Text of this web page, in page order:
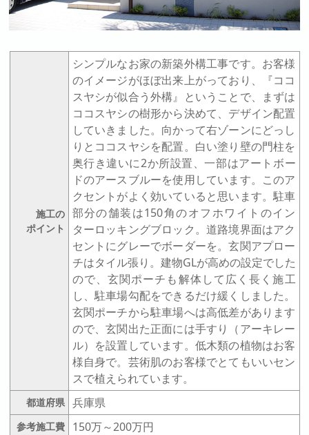
施工の
ポイント
シンプルなお家の新築外構工事です。お客様
のイメージがほぼ出来上がっており、『ココ
スヤシが似合う外構』ということで、まずは
ココスヤシの樹形から決めて、デザイン配置
していきました。向かって右ゾーンにどっし
りとココスヤシを配置。白い塗り壁の門柱を
奥行き違いに2か所設置、一部はアートボー
ドのアースブルーを使用しています。このア
クセントがよく効いていると思います。駐車
部分の舗装は150角のオフホワイトのイン
ターロッキングブロック。道路境界面はアク
セントにグレーでボーダーを。玄関アプロー
チはタイル張り。建物GLが高めの設定でした
ので、玄関ポーチも解体して広く長く施工
し、駐車場勾配をできるだけ緩くしました。
玄関ポーチから駐車場へは高低差があります
ので、玄関出た正面には手すり（アーキレー
ル）を設置しています。低木類の植物はお客
様自身で。芸術肌のお客様でとてもいいセン
スで植えられています。
都道府県 兵庫県
参考施工費 150万～200万円